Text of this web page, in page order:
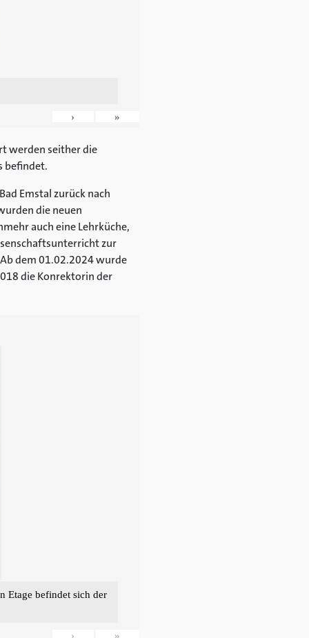
› »
werden seither die
befindet.
Emstal zurück nach
die neuen
auch eine Lehrküche,
zur
dem 01.02.2024 wurde
die Konrektorin der
Etage befindet sich der
› »